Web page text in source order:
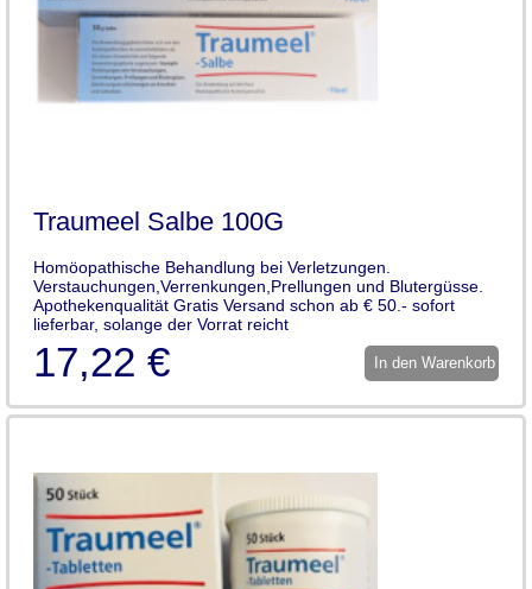
Traumeel Salbe 100G
Homöopathische Behandlung bei Verletzungen.
Verstauchungen,Verrenkungen,Prellungen und Blutergüsse.
Apothekenqualität Gratis Versand schon ab € 50.- sofort
lieferbar, solange der Vorrat reicht
17,22 € In den Warenkorb